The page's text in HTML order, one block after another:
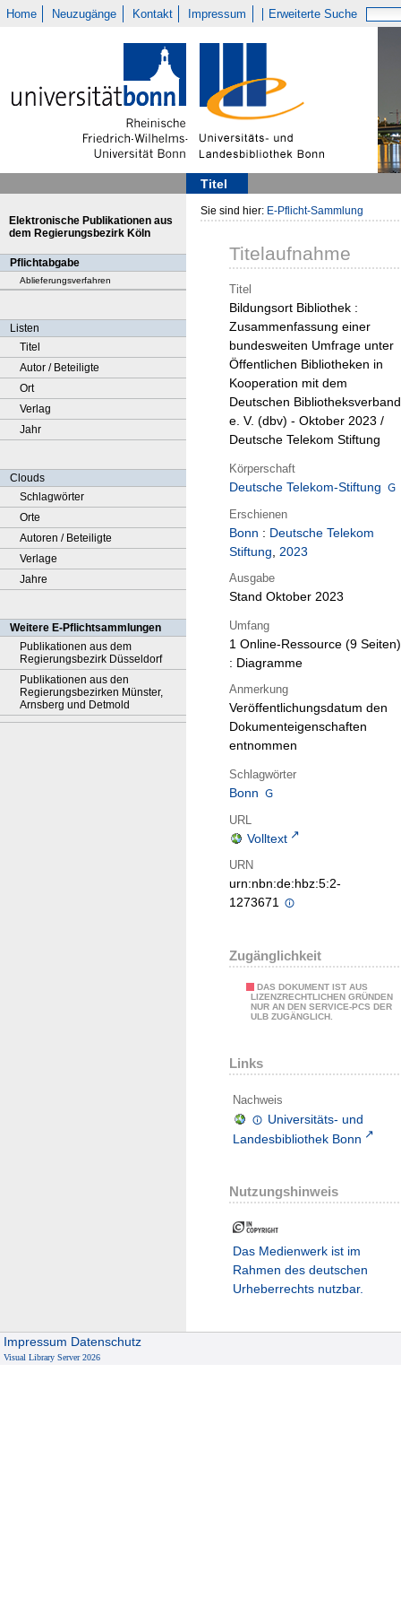
Home Neuzugänge Kontakt Impressum Erweiterte Suche
Titel
Elektronische Publikationen aus
dem Regierungsbezirk Köln
Pflichtabgabe
Ablieferungsverfahren
Listen
Titel
Autor / Beteiligte
Ort
Verlag
Jahr
Clouds
Schlagwörter
Orte
Autoren / Beteiligte
Verlage
Jahre
Weitere E-Pflichtsammlungen
Publikationen aus dem
Regierungsbezirk Düsseldorf
Publikationen aus den
Regierungsbezirken Münster,
Arnsberg und Detmold
Sie sind hier: E-Pflicht-Sammlung
Titelaufnahme
Titel
Bildungsort Bibliothek :
Zusammenfassung einer
bundesweiten Umfrage unter
Öffentlichen Bibliotheken in
Kooperation mit dem
Deutschen Bibliotheksverband
e. V. (dbv) - Oktober 2023 /
Deutsche Telekom Stiftung
Körperschaft
Deutsche Telekom-Stiftung
Erschienen
Bonn : Deutsche Telekom
Stiftung, 2023
Ausgabe
Stand Oktober 2023
Umfang
1 Online-Ressource (9 Seiten)
: Diagramme
Anmerkung
Veröffentlichungsdatum den
Dokumenteigenschaften
entnommen
Schlagwörter
Bonn
URL
Volltext
URN
urn:nbn:de:hbz:5:2-
1273671
Zugänglichkeit
DAS DOKUMENT IST AUS
LIZENZRECHTLICHEN GRÜNDEN
NUR AN DEN SERVICE-PCS DER
ULB ZUGÄNGLICH.
Links
Nachweis
Universitäts- und
Landesbibliothek Bonn
Nutzungshinweis
Das Medienwerk ist im
Rahmen des deutschen
Urheberrechts nutzbar.
Impressum Datenschutz
Visual Library Server 2026